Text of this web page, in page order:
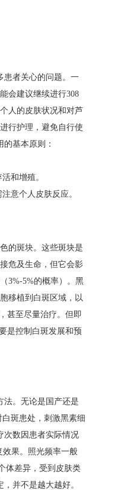
患者关心的问题。一
会建议继续进行308
人的皮肤状况和对芦
行护理，避免自行使
基本原则：
和增殖。
意个人皮肤反应。
的斑块。这些斑块是
危及生命，但它会影
3%-5%的概率）。黑
移植到白斑区域，以
甚至尽量治疗。但即
是控制白斑发展和预
法。无论是国产还是
斑患处，刺激黑素细
次数因患者实际情况
效果。照光频率一般
体差异，受到皮肤类
并不是越大越好。